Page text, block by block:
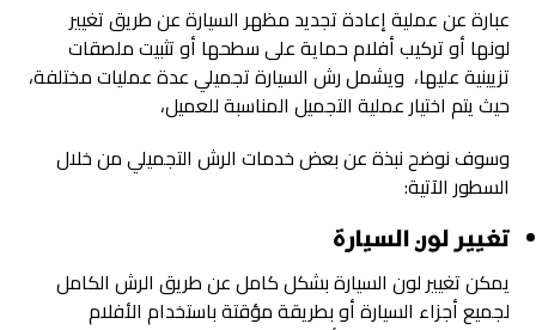
عبارة عن عملية إعادة تجديد مظهر السيارة عن طريق تغيير
لونها أو تركيب أفلام حماية على سطحها أو تثبيت ملصقات
تزيينية عليها، ويشمل رش السيارة تجميلي عدة عمليات مختلفة،
حيث يتم اختيار عملية التجميل المناسبة للعميل،
وسوف نوضح نبذة عن بعض خدمات الرش التجميلي من خلال
السطور الآتية:
تغيير لون السيارة
يمكن تغيير لون السيارة بشكل كامل عن طريق الرش الكامل
لجميع أجزاء السيارة أو بطريقة مؤقتة باستخدام الأفلام